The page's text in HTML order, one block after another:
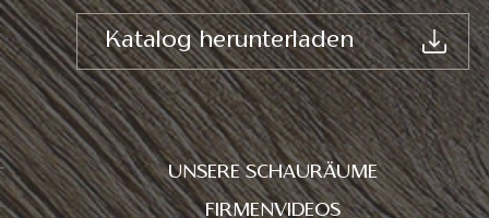
Katalog herunterladen
UNSERE SCHAURÄUME
FIRMENVIDEOS